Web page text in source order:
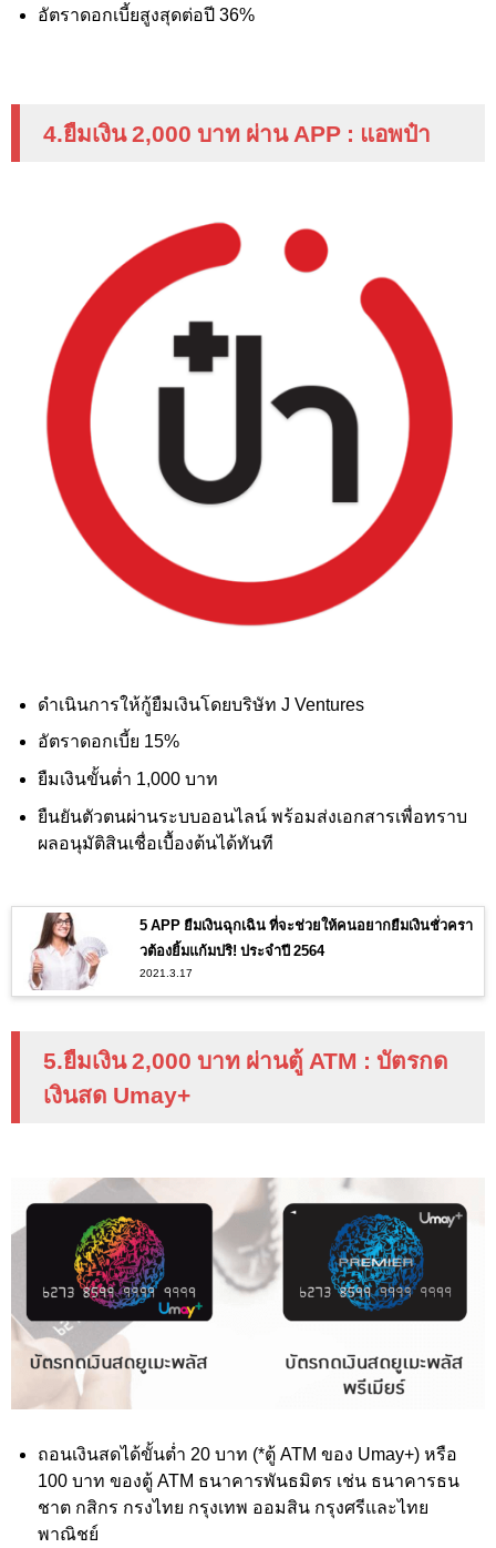
อัตราดอกเบี้ยสูงสุดต่อปี 36%
4.ยืมเงิน 2,000 บาท ผ่าน APP : แอพป๋า
ดำเนินการให้กู้ยืมเงินโดยบริษัท J Ventures
อัตราดอกเบี้ย 15%
ยืมเงินขั้นต่ำ 1,000 บาท
ยืนยันตัวตนผ่านระบบออนไลน์ พร้อมส่งเอกสารเพื่อทราบ
ผลอนุมัติสินเชื่อเบื้องต้นได้ทันที
5 APP ยืมเงินฉุกเฉิน ที่จะช่วยให้คนอยากยืมเงินชั่วครา
วต้องยิ้มแก้มปริ! ประจำปี 2564
2021.3.17
5.ยืมเงิน 2,000 บาท ผ่านตู้ ATM : บัตรกด
เงินสด Umay+
ถอนเงินสดได้ขั้นต่ำ 20 บาท (*ตู้ ATM ของ Umay+) หรือ
100 บาท ของตู้ ATM ธนาคารพันธมิตร เช่น ธนาคารธน
ชาต กสิกร กรงไทย กรุงเทพ ออมสิน กรุงศรีและไทย
พาณิชย์